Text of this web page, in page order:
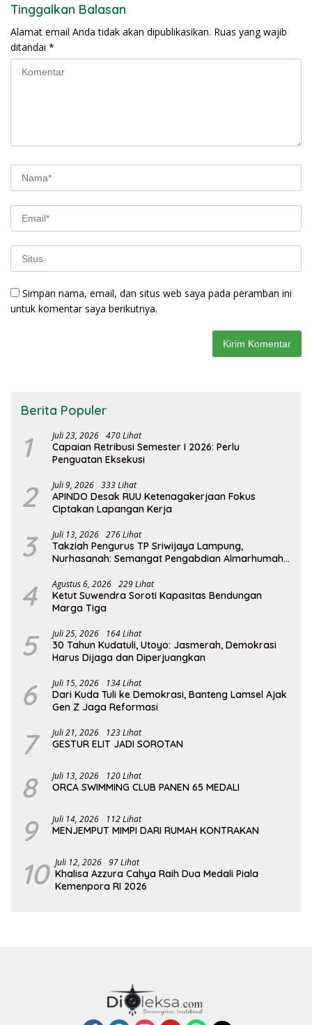
Tinggalkan Balasan
Alamat email Anda tidak akan dipublikasikan. Ruas yang wajib
ditandai *
Simpan nama, email, dan situs web saya pada peramban ini
untuk komentar saya berikutnya.
Berita Populer
1 Juli 23, 2026 470 Lihat
Capaian Retribusi Semester I 2026: Perlu
Penguatan Eksekusi
2 Juli 9, 2026 333 Lihat
APINDO Desak RUU Ketenagakerjaan Fokus
Ciptakan Lapangan Kerja
3 Juli 13, 2026 276 Lihat
Takziah Pengurus TP Sriwijaya Lampung,
Nurhasanah: Semangat Pengabdian Almarhumah
4 Agustus 6, 2026 229 Lihat
Ketut Suwendra Soroti Kapasitas Bendungan
Marga Tiga
5 Juli 25, 2026 164 Lihat
30 Tahun Kudatuli, Utoyo: Jasmerah, Demokrasi
Harus Dijaga dan Diperjuangkan
6 Juli 15, 2026 134 Lihat
Dari Kuda Tuli ke Demokrasi, Banteng Lamsel Ajak
Gen Z Jaga Reformasi
7 Juli 21, 2026 123 Lihat
GESTUR ELIT JADI SOROTAN
8 Juli 13, 2026 120 Lihat
ORCA SWIMMING CLUB PANEN 65 MEDALI
9 Juli 14, 2026 112 Lihat
MENJEMPUT MIMPI DARI RUMAH KONTRAKAN
10 Juli 12, 2026 97 Lihat
Khalisa Azzura Cahya Raih Dua Medali Piala
Kemenpora RI 2026